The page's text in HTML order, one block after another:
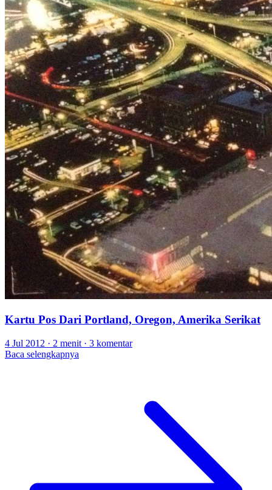
Kartu Pos Dari Portland, Oregon, Amerika Serikat
4 Jul 2012 · 2 menit · 3 komentar
Baca selengkapnya